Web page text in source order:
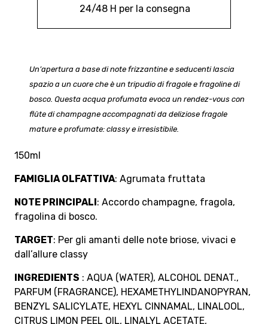
24/48 H per la consegna
Un’apertura a base di note frizzantine e seducenti lascia
spazio a un cuore che è un tripudio di fragole e fragoline di
bosco. Questa acqua profumata evoca un rendez-vous con
flûte di champagne accompagnati da deliziose fragole
mature e profumate: classy e irresistibile.
150ml
FAMIGLIA OLFATTIVA: Agrumata fruttata
NOTE PRINCIPALI: Accordo champagne, fragola,
fragolina di bosco.
TARGET: Per gli amanti delle note briose, vivaci e
dall’allure classy
INGREDIENTS : AQUA (WATER), ALCOHOL DENAT.,
PARFUM (FRAGRANCE), HEXAMETHYLINDANOPYRAN,
BENZYL SALICYLATE, HEXYL CINNAMAL, LINALOOL,
CITRUS LIMON PEEL OIL, LINALYL ACETATE,